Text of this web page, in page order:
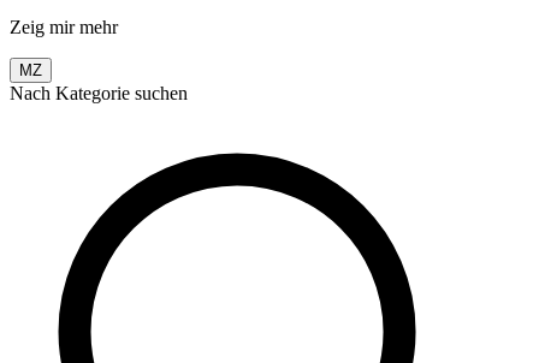
Zeig mir mehr
MZ
Nach Kategorie suchen